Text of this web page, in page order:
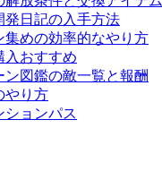
発日記の入手方法
集めの効率的なやり方
入おすすめ
ン図鑑の敵一覧と報酬
やり方
ションパス